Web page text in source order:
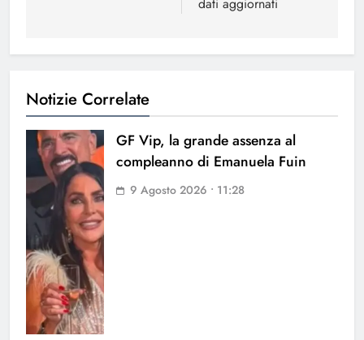
dati aggiornati
Notizie Correlate
GF Vip, la grande assenza al
compleanno di Emanuela Fuin
9 Agosto 2026 • 11:28